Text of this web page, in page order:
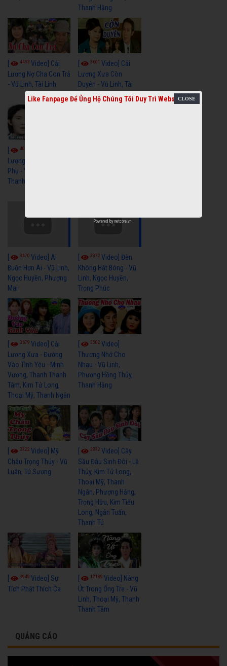
Thanh Hằng
4433 Video] Cải
Lương Nợ Cha Con Trả
- Vũ Linh, Tài Linh
3601Video] Cải
Lương Xưa Còn
Duyên - Vũ Linh, Tài
Linh, Trọng Hữu
4016
Lương Xưa Cô Dâu
Phụ - Vũ Linh, Tài Linh,
Thanh Ngân
3470 Video] Ai
Buồn Hơn Ai - Vũ Linh,
Ngọc Huyền, Phượng
Mai
3372Video] Đèn
Không Hắt Bóng - Vũ
Linh, Ngọc Huyền,
Trọng Phúc
3679 Video] Cải
Lương Xưa - Đường
Vào Tình Yêu - Minh
Vương, Thanh Thanh
Tâm, Kim Tử Long,
Thoại Mỹ, Thanh Ngân
3502Video]
Thương Nhớ Cho
Nhau - Vũ Linh,
Phương Hồng Thủy,
Thanh Hằng
3722 Video] Mỹ
Châu Trọng Thủy - Vũ
Luân, Tú Sương
3872Video] Cây
Sầu Đâu Sinh Đôi - Lệ
Thủy, Kim Tử Long,
Thoại Mỹ, Thanh
Ngân, Phượng Hằng,
Trọng Hữu, Kim Tiểu
Long, Ngân Tuấn,
Thanh Tú
[ 3949 Video] Sự
Tích Phật Thích Ca
[ 12189Video] Nàng
Út Trong Ống Tre - Vũ
Linh, Thoại Mỹ, Thanh
Thanh Tâm
QUẢNG CÁO
Like Fanpage Để Ủng Hộ Chúng Tôi Duy Trì Website
Powered by netcore.vn